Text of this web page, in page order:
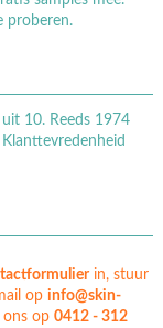
proberen.
10. Reeds 1974
in, stuur
opinfo@skin-
ons op0412 - 312